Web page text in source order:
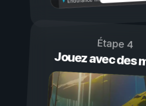
Étape 4
Jouez avec des